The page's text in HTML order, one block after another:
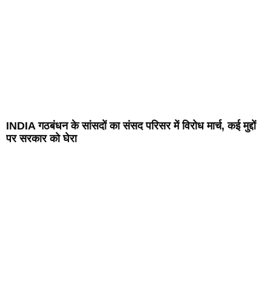
INDIA गठबंधन के सांसदों का संसद परिसर में विरोध मार्च, कई मुद्दों
पर सरकार को घेरा